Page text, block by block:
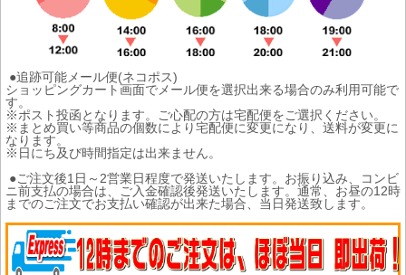
●追跡可能メール便(ネコポス)
ショッピングカート画面でメール便を選択出来る場合のみ利用可能で
す。
※ポスト投函となります。ご心配の方は宅配便をご選択ください。
※まとめ買い等商品の個数により宅配便に変更になり、送料が変更に
なります。
※日にち及び時間指定は出来ません。
●ご注文後1日～2営業日程度で発送いたします。お振り込み、コンビ
ニ前支払の場合は、ご入金確認後発送いたします。通常、お昼の12時
までのご注文でお支払い確認が出来た場合、当日発送致します。